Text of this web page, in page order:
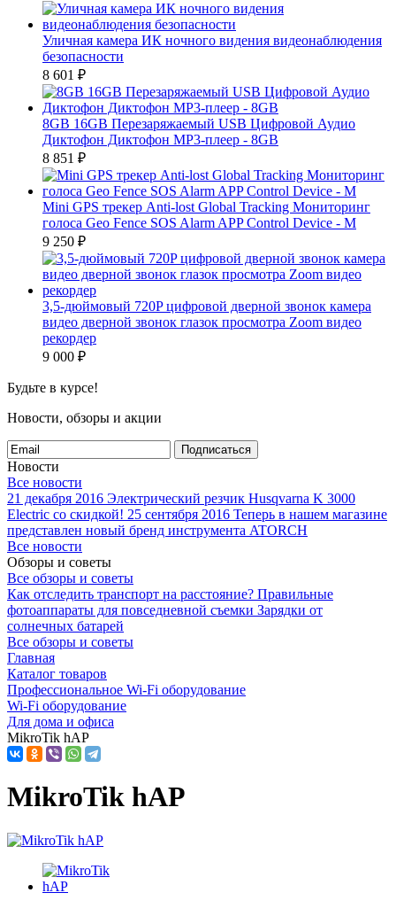
Уличная камера ИК ночного видения видеонаблюдения
безопасности
8 601 ₽
8GB 16GB Перезаряжаемый USB Цифровой Аудио
Диктофон Диктофон MP3-плеер - 8GB
8 851 ₽
Mini GPS трекер Anti-lost Global Tracking Мониторинг
голоса Geo Fence SOS Alarm APP Control Device - M
9 250 ₽
3,5-дюймовый 720P цифровой дверной звонок камера
видео дверной звонок глазок просмотра Zoom видео
рекордер
9 000 ₽
Будьте в курсе!
Новости, обзоры и акции
Подписаться
Новости
Все новости
21 декабря 2016 Электрический резчик Husqvarna K 3000
Electric со скидкой! 25 сентября 2016 Теперь в нашем магазине
представлен новый бренд инструмента ATORCH
Все новости
Обзоры и советы
Все обзоры и советы
Как отследить транспорт на расстояние? Правильные
фотоаппараты для повседневной съемки Зарядки от
солнечных батарей
Все обзоры и советы
Главная
Каталог товаров
Профессиональное Wi-Fi оборудование
Wi-Fi оборудование
Для дома и офиса
MikroTik hAP
MikroTik hAP